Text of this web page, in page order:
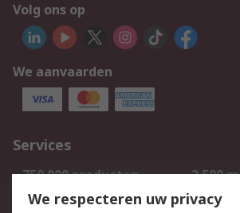
Volg ons op
We aanvaarden
Services
750.000 producten
2.500
Bestellen
We respecteren uw privacy